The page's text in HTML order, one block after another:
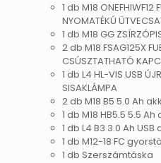
1 db M18 ONEFHIWF12
NYOMATÉKÚ
1 db M18 GG
2 db M18 FSAG125X
CSÚSZTATHATÓ
1 db L4 HL-VIS USB
SISAKLÁMPA
2 db M18 B5 5.0 Ah
1 db M18 HB5.5 5.5
1 db L4 B3 3.0 Ah
1 db M12-18 FC
1 db Szerszámtáska